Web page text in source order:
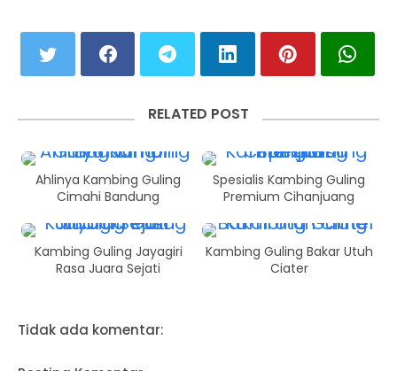
RELATED POST
Ahlinya Kambing Guling
Cimahi Bandung
Spesialis Kambing Guling
Premium Cihanjuang
Kambing Guling Jayagiri
Rasa Juara Sejati
Kambing Guling Bakar Utuh
Ciater
Tidak ada komentar: